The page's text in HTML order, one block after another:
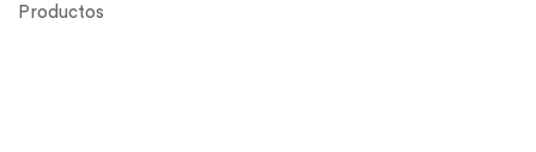
Productos